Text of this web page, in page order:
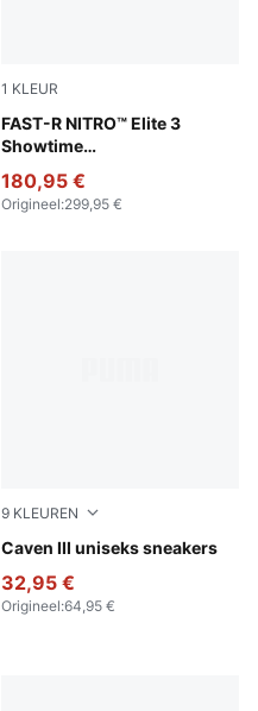
1 KLEUR
FAST-R NITRO™ Elite 3
Showtime
heren
Poison Pink-PUMA White
180,95 €
Origineel:299,95 €
9 KLEUREN
Caven III uniseks sneakers
PUMA Navy-PUMA White-
32,95 €
Origineel:64,95 €